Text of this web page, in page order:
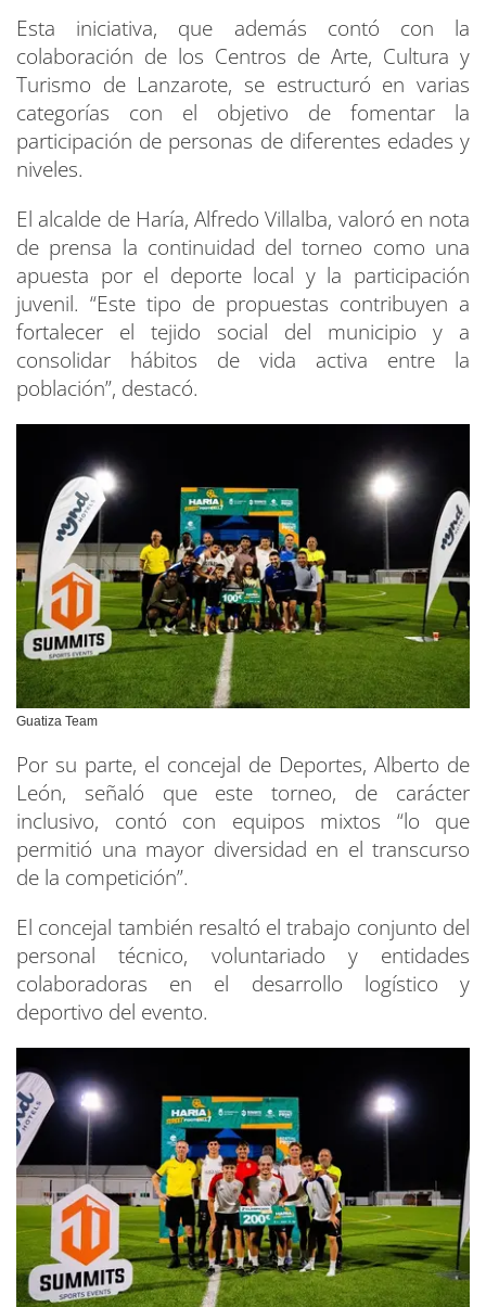
Esta iniciativa, que además contó con la
colaboración de los Centros de Arte, Cultura y
Turismo de Lanzarote, se estructuró en varias
categorías con el objetivo de fomentar la
participación de personas de diferentes edades y
niveles.
El alcalde de Haría, Alfredo Villalba, valoró en nota
de prensa la continuidad del torneo como una
apuesta por el deporte local y la participación
juvenil. “Este tipo de propuestas contribuyen a
fortalecer el tejido social del municipio y a
consolidar hábitos de vida activa entre la
población”, destacó.
Guatiza Team
Por su parte, el concejal de Deportes, Alberto de
León, señaló que este torneo, de carácter
inclusivo, contó con equipos mixtos “lo que
permitió una mayor diversidad en el transcurso
de la competición”.
El concejal también resaltó el trabajo conjunto del
personal técnico, voluntariado y entidades
colaboradoras en el desarrollo logístico y
deportivo del evento.